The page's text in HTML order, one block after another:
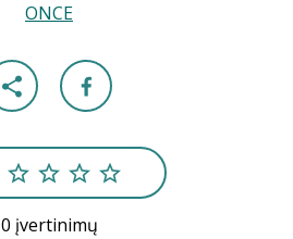
ONCE
0 įvertinimų